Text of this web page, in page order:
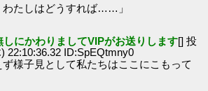
わたしはどうすれば……」
しにかわりましてVIPがお送りします[] 投
22:10:36.32 ID:SpEQtmny0
様子見として私たちはここにこもって